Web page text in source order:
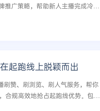
广策略，帮助新人主播完成冷启
起跑线上脱颖而出
赞、刷浏览、刷人气服务，帮你
合规高效地抢占起跑线优势。包含